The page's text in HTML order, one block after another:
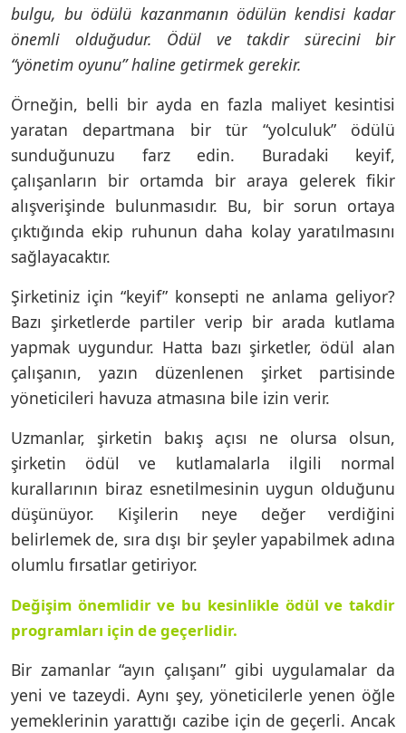
bulgu, bu ödülü kazanmanın ödülün kendisi kadar
önemli olduğudur. Ödül ve takdir sürecini bir
“yönetim oyunu” haline getirmek gerekir.
Örneğin, belli bir ayda en fazla maliyet kesintisi
yaratan departmana bir tür “yolculuk” ödülü
sunduğunuzu farz edin. Buradaki keyif,
çalışanların bir ortamda bir araya gelerek fikir
alışverişinde bulunmasıdır. Bu, bir sorun ortaya
çıktığında ekip ruhunun daha kolay yaratılmasını
sağlayacaktır.
Şirketiniz için “keyif” konsepti ne anlama geliyor?
Bazı şirketlerde partiler verip bir arada kutlama
yapmak uygundur. Hatta bazı şirketler, ödül alan
çalışanın, yazın düzenlenen şirket partisinde
yöneticileri havuza atmasına bile izin verir.
Uzmanlar, şirketin bakış açısı ne olursa olsun,
şirketin ödül ve kutlamalarla ilgili normal
kurallarının biraz esnetilmesinin uygun olduğunu
düşünüyor. Kişilerin neye değer verdiğini
belirlemek de, sıra dışı bir şeyler yapabilmek adına
olumlu fırsatlar getiriyor.
Değişim önemlidir ve bu kesinlikle ödül ve takdir
programları için de geçerlidir.
Bir zamanlar “ayın çalışanı” gibi uygulamalar da
yeni ve tazeydi. Aynı şey, yöneticilerle yenen öğle
yemeklerinin yarattığı cazibe için de geçerli. Ancak